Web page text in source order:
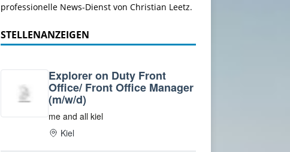
professionelle News-Dienst von Christian Leetz.
STELLENANZEIGEN